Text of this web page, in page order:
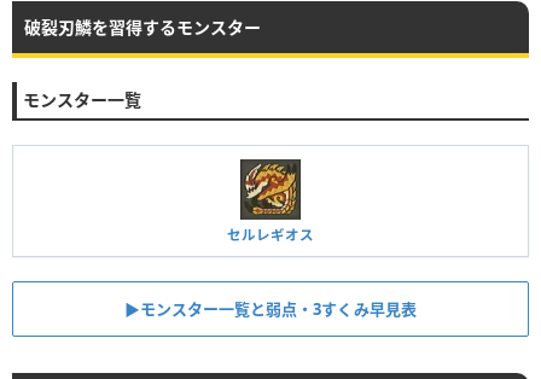
破裂刃鱗を習得するモンスター
モンスター一覧
セルレギオス
▶︎モンスター一覧と弱点・3すくみ早見表